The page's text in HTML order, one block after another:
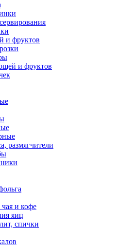
и фруктов
и фруктов
размягчители
и кофе
яиц
спички